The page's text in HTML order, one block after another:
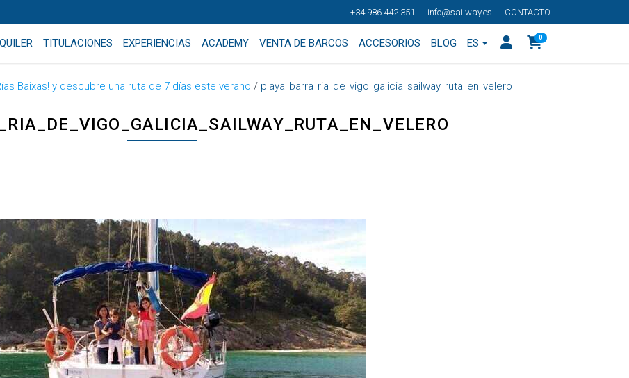
+34 986 442 351 info@sailway.es CONTACTO
TITULACIONES EXPERIENCIAS ACADEMY VENTA DE BARCOS ACCESORIOS BLOG ES 0
Baixas! y descubre una ruta de 7 días este verano / playa_barra_ria_de_vigo_galicia_sailway_ruta_en_velero